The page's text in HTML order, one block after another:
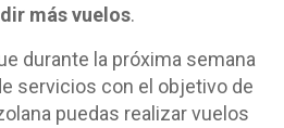
más vuelos.
durante la próxima semana
servicios con el objetivo de
puedas realizar vuelos